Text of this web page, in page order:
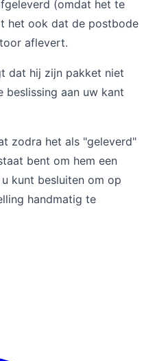
(omdat het te
het ook dat de postbode
aflevert.
dat hij zijn pakket niet
beslissing aan uw kant
zodra het als "geleverd"
bent om hem een
kunt besluiten om op
handmatig te